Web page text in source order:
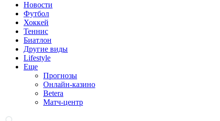
Новости
Футбол
Хоккей
Теннис
Биатлон
Другие виды
Lifestyle
Еще
Прогнозы
Онлайн-казино
Betera
Матч-центр